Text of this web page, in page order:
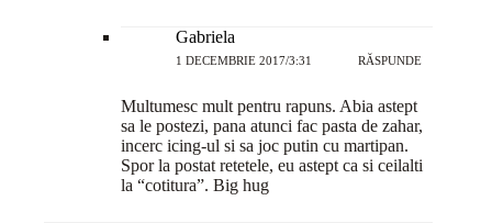
Gabriela
1 DECEMBRIE 2017/3:31 RĂSPUNDE
Multumesc mult pentru rapuns. Abia astept
sa le postezi, pana atunci fac pasta de zahar,
incerc icing-ul si sa joc putin cu martipan.
Spor la postat retetele, eu astept ca si ceilalti
la “cotitura”. Big hug